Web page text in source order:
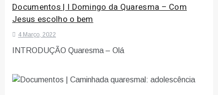
Documentos | I Domingo da Quaresma – Com
Jesus escolho o bem
4 Março, 2022
INTRODUÇÃO Quaresma – Olá